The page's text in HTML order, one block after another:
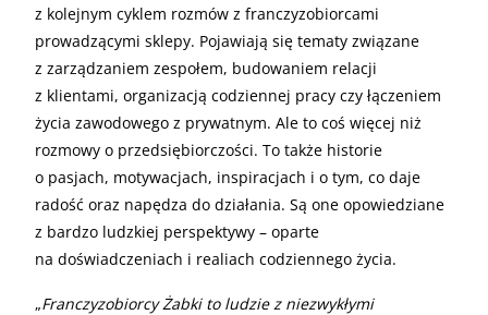
z kolejnym cyklem rozmów z franczyzobiorcami
prowadzącymi sklepy. Pojawiają się tematy związane
z zarządzaniem zespołem, budowaniem relacji
z klientami, organizacją codziennej pracy czy łączeniem
życia zawodowego z prywatnym. Ale to coś więcej niż
rozmowy o przedsiębiorczości. To także historie
o pasjach, motywacjach, inspiracjach i o tym, co daje
radość oraz napędza do działania. Są one opowiedziane
z bardzo ludzkiej perspektywy – oparte
na doświadczeniach i realiach codziennego życia.
„Franczyzobiorcy Żabki to ludzie z niezwykłymi